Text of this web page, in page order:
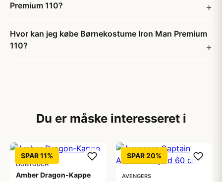
Premium 110?
Hvor kan jeg købe Børnekostume Iron Man Premium
110?
Du er måske interesseret i
SPAR 11%
LIONTOUCH
Amber Dragon-Kappe
SPAR 20%
AVENGERS